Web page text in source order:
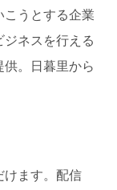
うとする企業
ネスを行える
。日暮里から
けます。配信